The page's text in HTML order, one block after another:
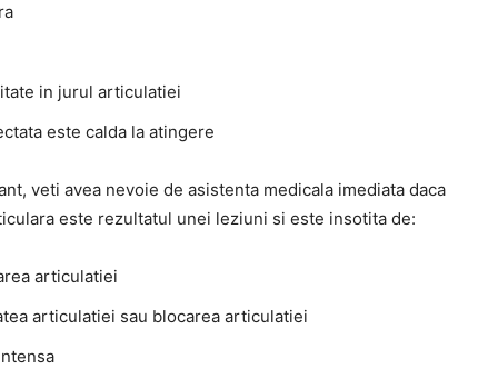
in jurul articulatiei
este calda la atingere
veti avea nevoie de asistenta medicala imediata daca
este rezultatul unei leziuni si este insotita de:
articulatiei
articulatiei sau blocarea articulatiei